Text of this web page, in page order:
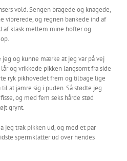
vold. Sengen bragede og knagede,
vibrerede, og regnen bankede ind af
af klask mellem mine hofter og
og kunne mærke at jeg var på vej
og vrikkede pikken langsomt fra side
ryk pikhovedet frem og tilbage lige
at jamre sig i puden. Så stødte jeg
og med fem seks hårde stød
grynt.
jeg trak pikken ud, og med et par
spermklatter ud over hendes